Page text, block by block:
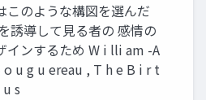
このような構図を選んだ
誘導して見る者の 感情の
インするため W i lli am -A
u g u ereau , T h e B i r t
s